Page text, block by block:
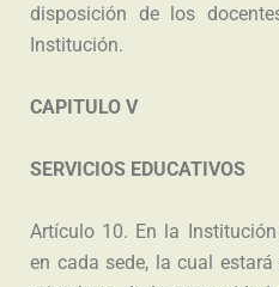
disposición de los
Institución.
CAPITULO V
SERVICIOS EDUCATIVOS
Artículo 10. En la
en cada sede, la cual